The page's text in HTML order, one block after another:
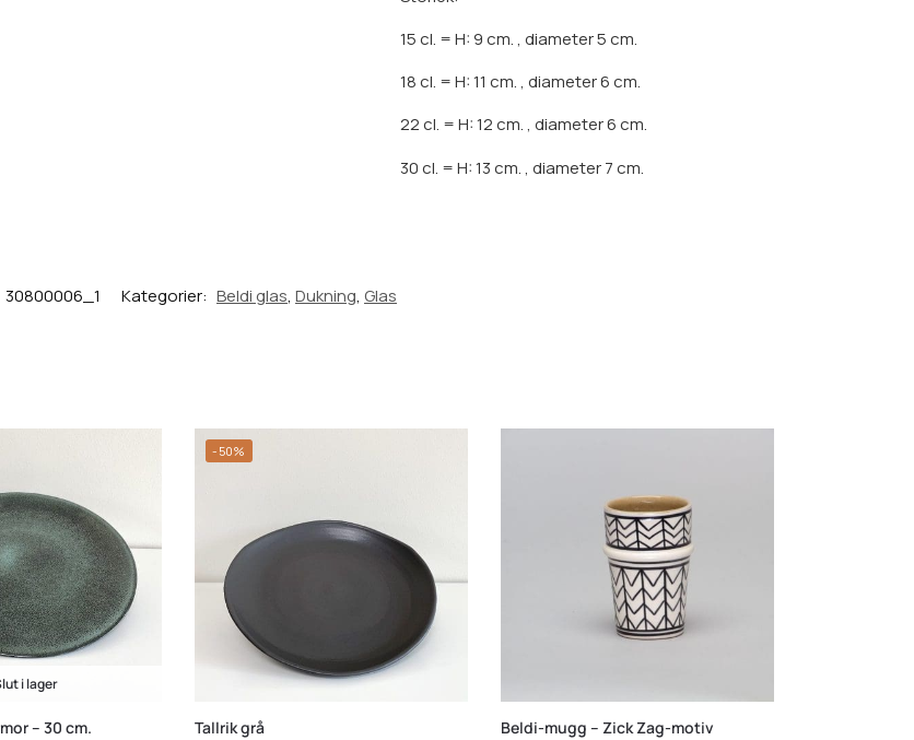
15 cl. = H: 9 cm. , diameter 5 cm.
18 cl. = H: 11 cm. , diameter 6 cm.
22 cl. = H: 12 cm. , diameter 6 cm.
30 cl. = H: 13 cm. , diameter 7 cm.
30800006_1 Kategorier: Beldi glas, Dukning, Glas
i lager
– 30 cm.
-50%
Tallrik grå Beldi-mugg – Zick Zag-motiv